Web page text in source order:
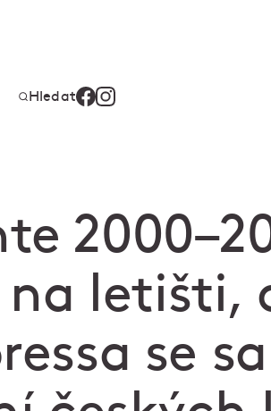
Hledat
na letišti,
se